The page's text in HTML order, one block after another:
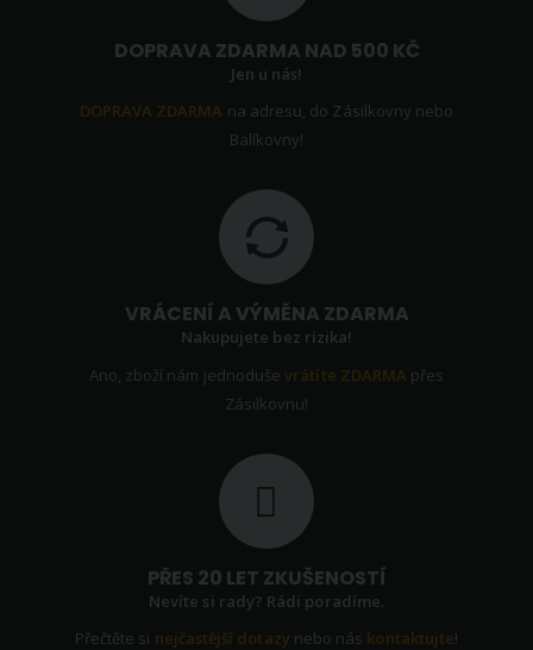
DOPRAVA ZDARMA NAD 500 KČ
Jen u nás!
DOPRAVA ZDARMA na adresu, do Zásilkovny nebo
Balíkovny!
VRÁCENÍ A VÝMĚNA ZDARMA
Nakupujete bez rizika!
Ano, zboží nám jednoduševrátíte ZDARMA přes
Zásilkovnu!
PŘES 20 LET ZKUŠENOSTÍ
Nevíte si rady? Rádi poradíme.
Přečtěte si nejčastější dotazy nebo nás kontaktujte!